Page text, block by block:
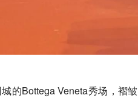
城的Bottega Veneta秀场，褶